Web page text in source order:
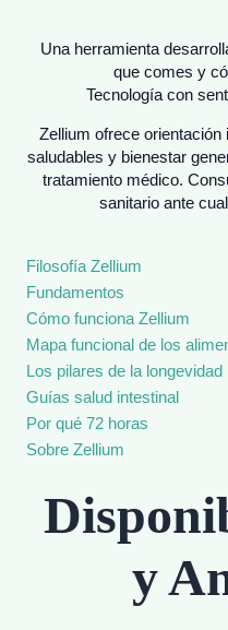
Una herramienta
que comes y
Tecnología con
Zellium ofrece
saludables y bienestar
tratamiento médico.
sanitario ante
Filosofía Zellium
Fundamentos
Cómo funciona Zellium
Mapa funcional de los
Los pilares de la longevidad
Guías salud intestinal
Por qué 72 horas
Sobre Zellium
y